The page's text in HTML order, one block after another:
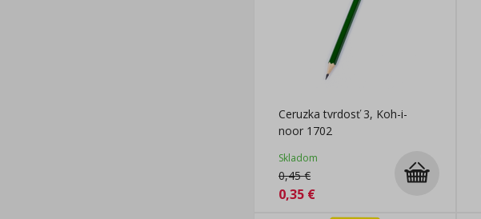
Ceruzka tvrdosť 3, Koh-i-
noor 1702
Skladom
0,45€
0,35 €